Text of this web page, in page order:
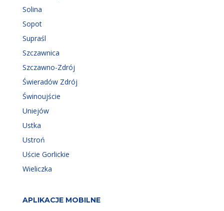
Solina
Sopot
Supraśl
Szczawnica
Szczawno-Zdrój
Świeradów Zdrój
Świnoujście
Uniejów
Ustka
Ustroń
Uście Gorlickie
Wieliczka
APLIKACJE MOBILNE